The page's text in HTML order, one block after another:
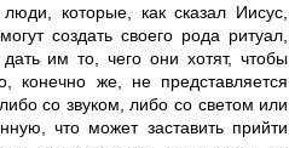
которые, как сказал Иисус,
создать своего рода ритуал,
им то, чего они хотят, чтобы
конечно же, не представляется
со звуком, либо со светом или
что может заставить прийти